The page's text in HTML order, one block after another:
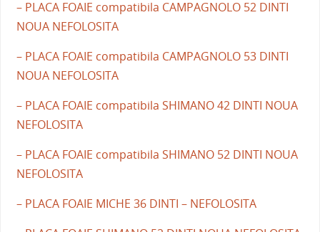
– PLACA FOAIE compatibila CAMPAGNOLO 52 DINTI
NOUA NEFOLOSITA
– PLACA FOAIE compatibila CAMPAGNOLO 53 DINTI
NOUA NEFOLOSITA
– PLACA FOAIE compatibila SHIMANO 42 DINTI NOUA
NEFOLOSITA
– PLACA FOAIE compatibila SHIMANO 52 DINTI NOUA
NEFOLOSITA
– PLACA FOAIE MICHE 36 DINTI – NEFOLOSITA